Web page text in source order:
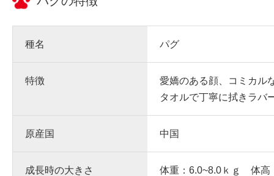
種名 パグ
特徴
愛嬌のある顔、コミカル
タオルで丁寧に拭きラバ
原産国 中国
成長時の大きさ 体重：6.0~8.0ｋｇ 体高